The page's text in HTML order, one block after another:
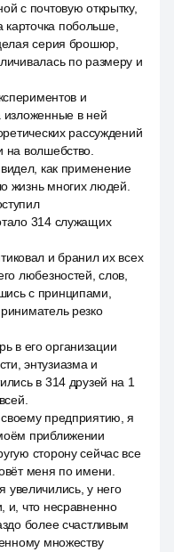
с почтовую открытку,
побольше,
серия брошюр,
по размеру и
и
изложенные в ней
рассуждений
на волшебство.
как применение
жизнь многих людей.
314 служащих
и бранил их всех
любезностей, слов,
с принципами,
резко
в его организации
энтузиазма и
в 314 друзей на 1
предприятию, я
приближении
сторону сейчас все
меня по имени.
увеличились, у него
и, что несравненно
более счастливым
множеству